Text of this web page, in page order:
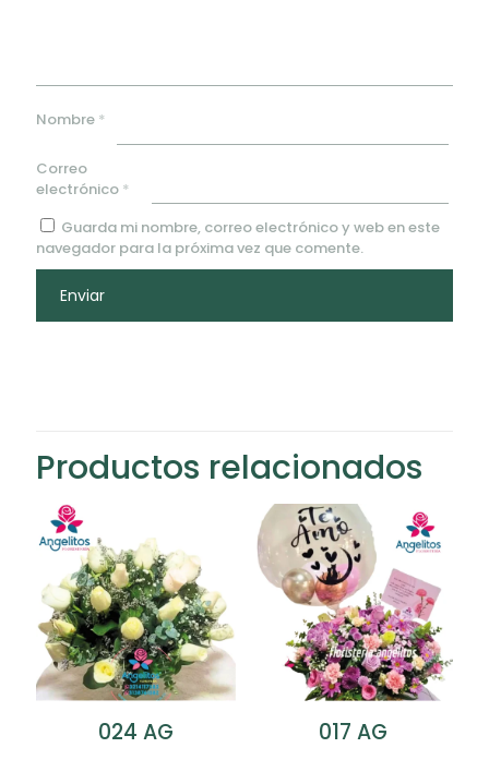
Nombre *
Correo
electrónico *
Guarda mi nombre, correo electrónico y web en este
navegador para la próxima vez que comente.
Productos relacionados
024 AG 017 AG